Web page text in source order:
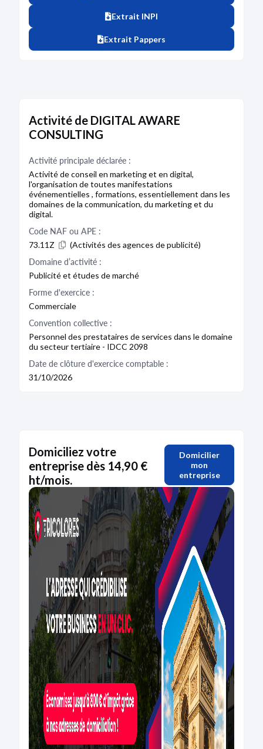
Extrait INPI
Extrait Pappers
Activité de DIGITAL AWARE
CONSULTING
Activité principale déclarée :
Activité de conseil en marketing et en digital,
l'organisation de toutes manifestations
événementielles , formations, essentiellement dans les
domaines de la communication, du marketing et du
digital.
Code NAF ou APE :
73.11Z
(Activités des agences de publicité)
Domaine d’activité :
Publicité et études de marché
Forme d'exercice :
Commerciale
Convention collective :
Personnel des prestataires de services dans le domaine
du secteur tertiaire - IDCC 2098
Date de clôture d'exercice comptable :
31/10/2026
Domiciliez votre
entreprise dès 14,90 €
ht/mois.
Domicilier
mon
entreprise